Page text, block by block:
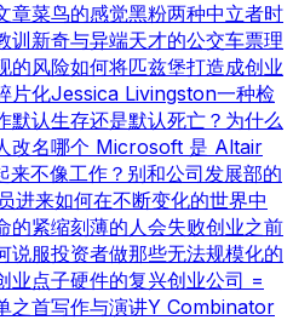
章菜鸟的感觉黑粉两种中立者时
训 新奇与异端天才的公交车票理
的风险如何将匹兹堡打造成创业
片化Jessica Livingston一种检
默认生存还是默认死亡？ 为什么
改名哪个 Microsoft 是 Altair
来不像工作？ 别和公司发展部的
进来如何在不断变化的世界中
的紧缩刻薄的人会失败创业之前
说服投资者做那些无法规模化的
业点子硬件的复兴创业公司 =
之首写作与演讲Y Combinator